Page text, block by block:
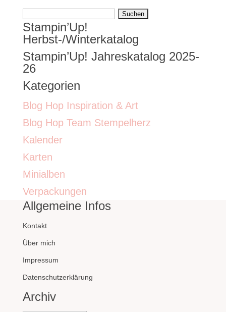
Suchen
nach:
Stampin’Up!
Herbst-/Winterkatalog
Stampin’Up! Jahreskatalog 2025-
26
Kategorien
Blog Hop Inspiration & Art
Blog Hop Team Stempelherz
Kalender
Karten
Minialben
Verpackungen
Allgemeine Infos
Kontakt
Über mich
Impressum
Datenschutzerklärung
Archiv